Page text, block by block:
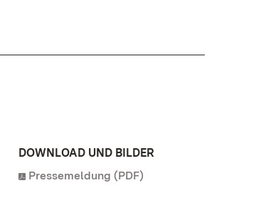
DOWNLOAD UND BILDER
Pressemeldung (PDF)